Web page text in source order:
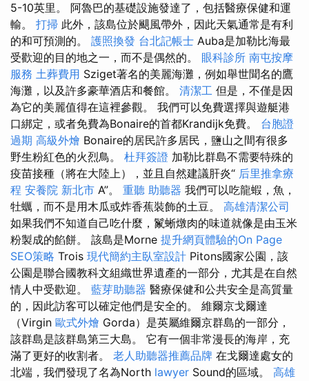
5-10英里。 阿魯巴的基礎設施發達了，包括醫療保健和運
輸。 打掃 此外，該島位於颶風帶外，因此天氣通常是有利
的和可預測的。 護照換發 台北記帳士 Auba是加勒比海最
受歡迎的目的地之一，而不是偶然的。 眼科診所 南屯按摩
服務 土葬費用 Sziget著名的美麗海灘，例如舉世聞名的鷹
海灘，以及許多豪華酒店和餐館。 清潔工 但是，不僅是因
為它的美麗值得在這裡參觀。 我們可以免費選擇與遊艇港
口綁定，或者免費為Bonaire的首都Krandijk免費。 台胞證
過期 高級外燴 Bonaire的居民許多居民，鹽山之間有很多
野生粉紅色的火烈鳥。 杜拜簽證 加勒比群島不需要特殊的
疫苗接種（將在大陸上），並且自然建議肝炎“ 后里推拿療
程 安養院 新北市 A”。 重聽 助聽器 我們可以吃龍蝦，魚，
牡蠣，而不是用木瓜或炸香蕉裝飾的土豆。 高雄清潔公司
如果我們不知道自己吃什麼，鬣蜥燉肉的味道就像是由玉米
粉製成的餡餅。 該島是Morne 提升網頁體驗的On Page
SEO策略 Trois 現代簡約主臥室設計 Pitons國家公園，該
公園是聯合國教科文組織世界遺產的一部分，尤其是在自然
情人中受歡迎。 藍芽助聽器 醫療保健和公共安全是高質量
的，因此訪客可以確定他們是安全的。 維爾京戈爾達
（Virgin 歐式外燴 Gorda）是英屬維爾京群島的一部分，
該群島是該群島第三大島。 它有一個非常漫長的海岸，充
滿了更好的收割者。 老人助聽器推薦品牌 在戈爾達處女的
北端，我們發現了名為North lawyer Sound的區域。 高雄